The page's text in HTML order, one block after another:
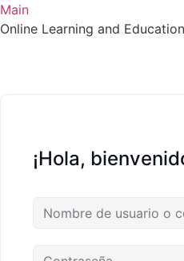
Main
Online Learning and
¡Hola,